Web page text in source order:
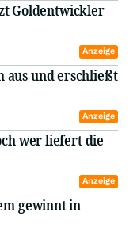
Goldentwickler
Anzeige
aus und erschließt
Anzeige
wer liefert die
Anzeige
gewinnt in